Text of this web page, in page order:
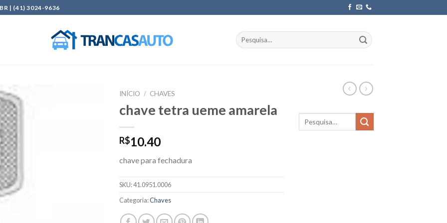
| (41) 3024-9636
Pesquisar
por:
INÍCIO / CHAVES
chave tetra ueme amarela
R$10.40
chave para fechadura
SKU:41.0951.0006
Categoria:Chaves